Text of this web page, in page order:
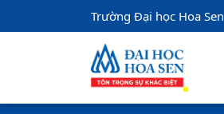
Trường Đại học Hoa Sen